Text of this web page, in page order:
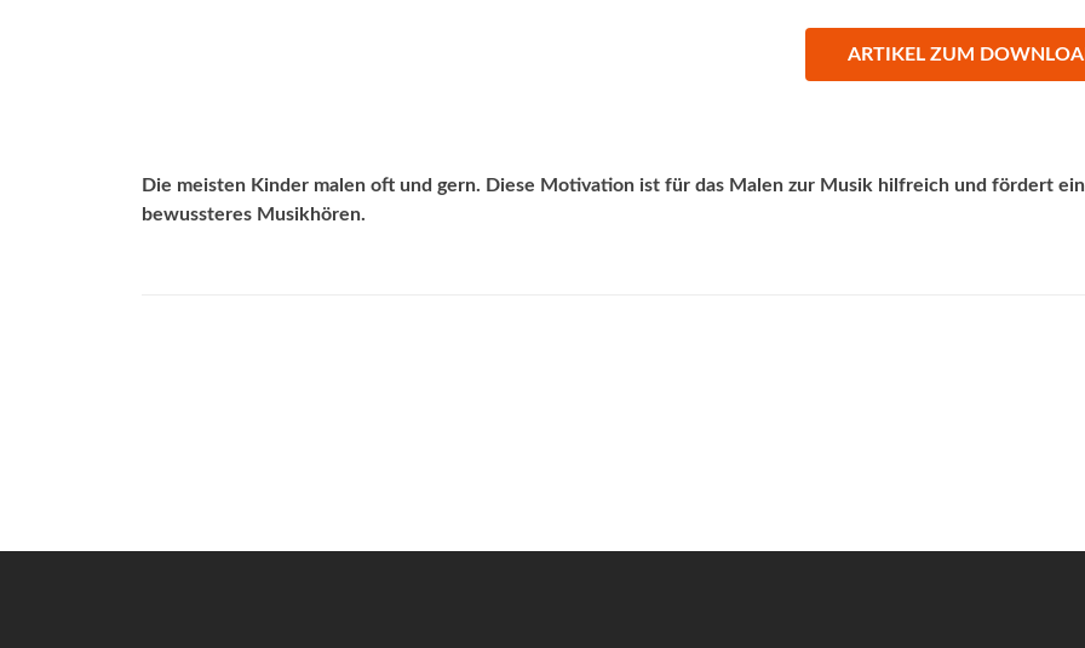
ARTIKEL ZUM
Die meisten Kinder malen oft und gern. Diese Motivation ist für das Malen zur Musik hilfreich und fördert ein
bewussteres Musikhören.